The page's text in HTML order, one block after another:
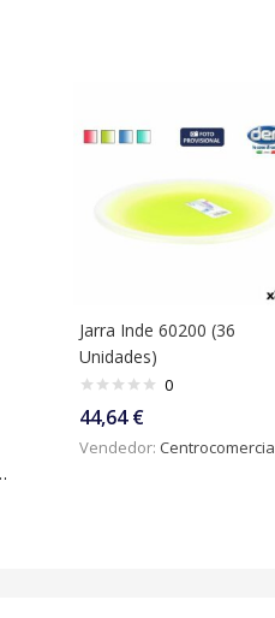
Jarra Inde 60200 (36
Unidades)
0
44,64€
Vendedor: Centrocomercialdigital